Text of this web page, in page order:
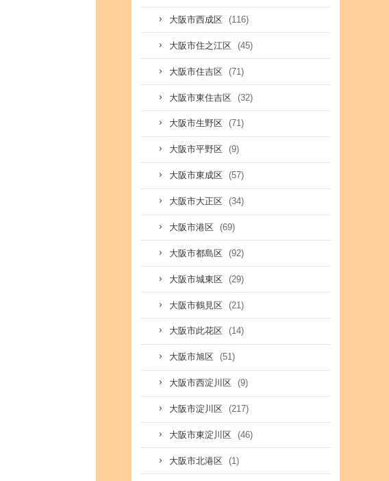
大阪市西成区 (116)
大阪市住之江区 (45)
大阪市住吉区 (71)
大阪市東住吉区 (32)
大阪市生野区 (71)
大阪市平野区 (9)
大阪市東成区 (57)
大阪市大正区 (34)
大阪市港区 (69)
大阪市都島区 (92)
大阪市城東区 (29)
大阪市鶴見区 (21)
大阪市此花区 (14)
大阪市旭区 (51)
大阪市西淀川区 (9)
大阪市淀川区 (217)
大阪市東淀川区 (46)
大阪市北港区 (1)